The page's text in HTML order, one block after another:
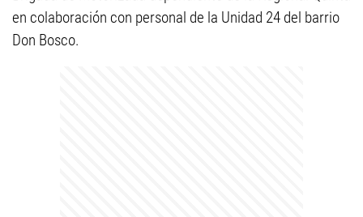
en colaboración con personal de la Unidad 24 del barrio
Don Bosco.